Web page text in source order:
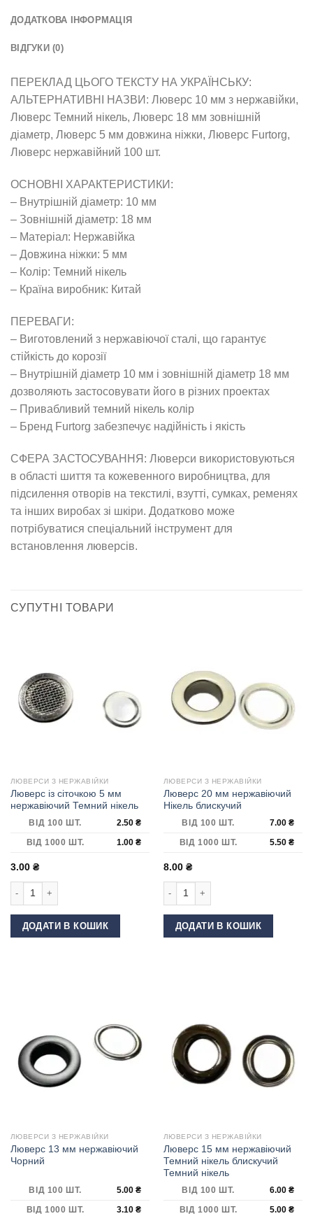
ДОДАТКОВА ІНФОРМАЦІЯ
ВІДГУКИ (0)
ПЕРЕКЛАД ЦЬОГО ТЕКСТУ НА УКРАЇНСЬКУ:
АЛЬТЕРНАТИВНІ НАЗВИ: Люверс 10 мм з нержавійки,
Люверс Темний нікель, Люверс 18 мм зовнішній
діаметр, Люверс 5 мм довжина ніжки, Люверс Furtorg,
Люверс нержавійний 100 шт.
ОСНОВНІ ХАРАКТЕРИСТИКИ:
– Внутрішній діаметр: 10 мм
– Зовнішній діаметр: 18 мм
– Матеріал: Нержавійка
– Довжина ніжки: 5 мм
– Колір: Темний нікель
– Країна виробник: Китай
ПЕРЕВАГИ:
– Виготовлений з нержавіючої сталі, що гарантує
стійкість до корозії
– Внутрішній діаметр 10 мм і зовнішній діаметр 18 мм
дозволяють застосовувати його в різних проектах
– Привабливий темний нікель колір
– Бренд Furtorg забезпечує надійність і якість
СФЕРА ЗАСТОСУВАННЯ: Люверси використовуються
в області шиття та кожевенного виробництва, для
підсилення отворів на текстилі, взутті, сумках, ременях
та інших виробах зі шкіри. Додатково може
потрібуватися спеціальний інструмент для
встановлення люверсів.
СУПУТНІ ТОВАРИ
ЛЮВЕРСИ З НЕРЖАВІЙКИ
Люверс із сіточкою 5 мм
нержавіючий Темний нікель
ВІД 100 ШТ. 2.50₴
ВІД 1000 ШТ.
1.00₴
3.00 ₴
ДОДАТИ В КОШИК
ЛЮВЕРСИ З НЕРЖАВІЙКИ
Люверс 20 мм нержавіючий
Нікель блискучий
ВІД 100 ШТ. 7.00₴
ВІД 1000 ШТ.
5.50₴
8.00 ₴
ДОДАТИ В КОШИК
ЛЮВЕРСИ З НЕРЖАВІЙКИ
Люверс 13 мм нержавіючий
Чорний
ВІД 100 ШТ. 5.00₴
ВІД 1000 ШТ.
3.10₴
ЛЮВЕРСИ З НЕРЖАВІЙКИ
Люверс 15 мм нержавіючий
Темний нікель блискучий
Темний нікель
ВІД 100 ШТ. 6.00₴
ВІД 1000 ШТ.
5.00₴